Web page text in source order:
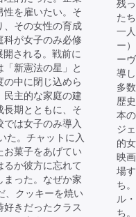
性を雇いたい。そ
、その女性の育成
科が女子のみ必修
される。戦前に
新憲法の星」と
中に閉じ込めら
民主的な家庭の建
長期とともに、そ
は女子のみ導入
。チャットに入
お菓子をあげてい
か彼方に忘れて
まった。なぜか家
、クッキーを焼い
きだったクラス
残
た
一
ー
ー
導
多
歴
本
ジ
的
映
場
ち
ル
ち